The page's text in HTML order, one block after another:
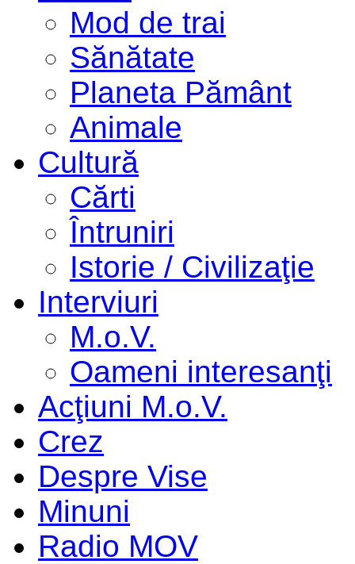
Mod de trai
Sănătate
Planeta Pământ
Animale
Cultură
Cărti
Întruniri
Istorie / Civilizaţie
Interviuri
M.o.V.
Oameni interesanţi
Acţiuni M.o.V.
Crez
Despre Vise
Minuni
Radio MOV